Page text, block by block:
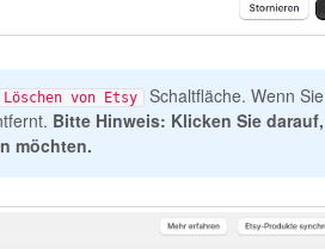
Löschen von Etsy
Schaltfläche. Wenn Sie
Bitte Hinweis: Klicken Sie darauf,
möchten.